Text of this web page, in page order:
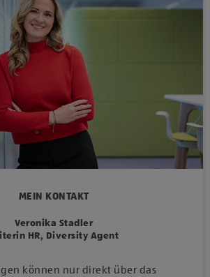
MEIN KONTAKT
Veronika Stadler
HR, Diversity Agent
können nur direkt über das